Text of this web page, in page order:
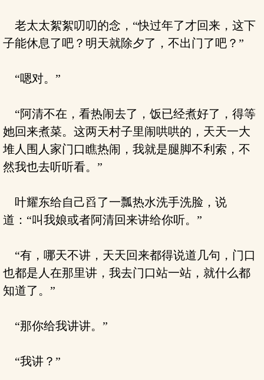
老太太絮絮叨叨的念，“快过年了才回来，这下
子能休息了吧？明天就除夕了，不出门了吧？”
“嗯对。”
“阿清不在，看热闹去了，饭已经煮好了，得等
她回来煮菜。这两天村子里闹哄哄的，天天一大
堆人围人家门口瞧热闹，我就是腿脚不利索，不
然我也去听听看。”
叶耀东给自己舀了一瓢热水洗手洗脸，说
道：“叫我娘或者阿清回来讲给你听。”
“有，哪天不讲，天天回来都得说道几句，门口
也都是人在那里讲，我去门口站一站，就什么都
知道了。”
“那你给我讲讲。”
“我讲？”